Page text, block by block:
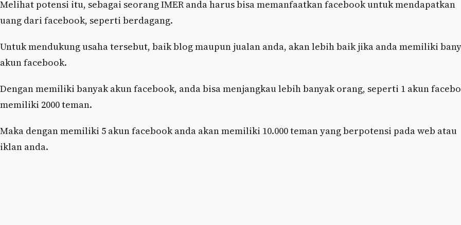
Melihat potensi itu, sebagai seorang IMER anda harus bisa memanfaatkan facebook untuk mendapatkan
uang dari facebook, seperti berdagang.
Untuk mendukung usaha tersebut, baik blog maupun jualan anda, akan lebih baik jika anda memiliki
akun facebook.
Dengan memiliki banyak akun facebook, anda bisa menjangkau lebih banyak orang, seperti 1 akun
memiliki 2000 teman.
Maka dengan memiliki 5 akun facebook anda akan memiliki 10.000 teman yang berpotensi pada web atau
iklan anda.